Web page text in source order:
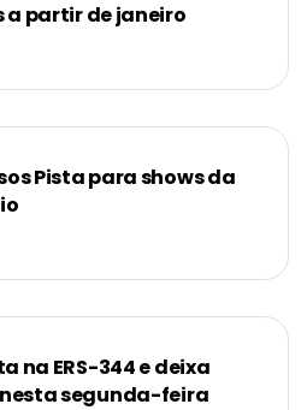
a partir de janeiro
Pista para shows da
na ERS-344 e deixa
segunda-feira